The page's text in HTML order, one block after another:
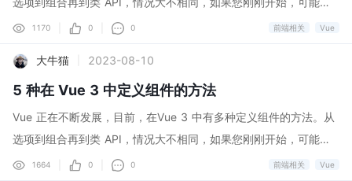
不是操作视图（一般指DOM），数据就自然映射到
视图上。当开发人员设定好数据和视图的映射...
殊的定制 ，大多数的情况下我们单位的性能优化平
台本质上其实就是利用无头浏览器（Puppeteer）
[1]^ 是 Google Chrome 推出的一款开源自动化工
感到困惑。让我们定义一个简单的组件并使用所有可用的方法重构
本 1 开始可用，您很可能已经熟悉它。一切都在对象内声明，数据
在幕后由 Vue 响应。它不是那么灵活，因为它使用 mixin 来共享行
为。 <script import TheComponent from './components/TheCo
mponent.vue' import componentMixin from './mixins/componen
1170 0 0 前端相关 Vue
大牛猫 2023-08-10
5 种在 Vue 3 中定义组件的方法
Vue 正在不断发展，目前，在Vue 3 中有多种定义组件的方法。从
选项到组合再到类 API，情况大不相同，如果您刚刚开始，可能会
感到困惑。让我们定义一个简单的组件并使用所有可用的方法重构
1664 0 0 前端相关 Vue